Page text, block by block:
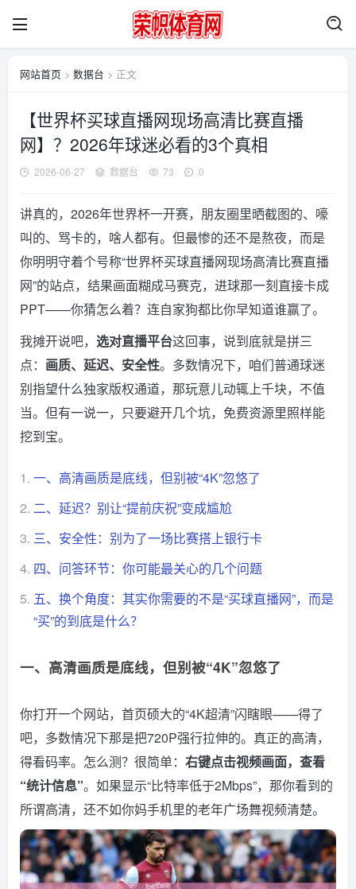
网站首页 > 数据台 > 正文
【世界杯买球直播网现场高清比赛直播
网】？2026年球迷必看的3个真相
2026-06-27 数据台 73 0
讲真的，2026年世界杯一开赛，朋友圈里晒截图的、嚎
叫的、骂卡的，啥人都有。但最惨的还不是熬夜，而是
你明明守着个号称“世界杯买球直播网现场高清比赛直播
网”的站点，结果画面糊成马赛克，进球那一刻直接卡成
PPT——你猜怎么着？连自家狗都比你早知道谁赢了。
我摊开说吧， 选对直播平台这回事，说到底就是拼三
点： 画质、延迟、安全性。多数情况下，咱们普通球迷
别指望什么独家版权通道，那玩意儿动辄上千块，不值
当。但有一说一，只要避开几个坑，免费资源里照样能
挖到宝。
1. 一、高清画质是底线，但别被“4K”忽悠了
2. 二、延迟？别让“提前庆祝”变成尴尬
3. 三、安全性：别为了一场比赛搭上银行卡
4. 四、问答环节：你可能最关心的几个问题
5. 五、换个角度：其实你需要的不是“买球直播网”，而是
“买”的到底是什么？
一、高清画质是底线，但别被“4K”忽悠了
你打开一个网站，首页硕大的“4K超清”闪瞎眼——得了
吧，多数情况下那是把720P强行拉伸的。真正的高清，
得看码率。怎么测？很简单： 右键点击视频画面，查看
“统计信息”。如果显示“比特率低于2Mbps”，那你看到的
所谓高清，还不如你妈手机里的老年广场舞视频清楚。